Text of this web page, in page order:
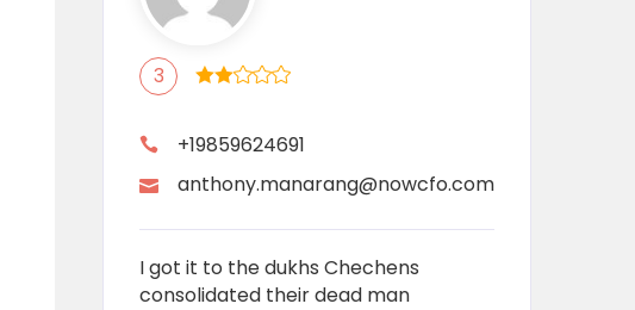
3
+19859624691
anthony.manarang@nowcfo.com
I got it to the dukhs Chechens
consolidated their dead man